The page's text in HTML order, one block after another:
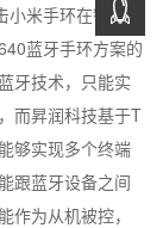
米手环在智能手
蓝牙手环方案的
牙技术，只能实
而昇润科技基于T
够实现多个终端
跟蓝牙设备之间
作为从机被控，